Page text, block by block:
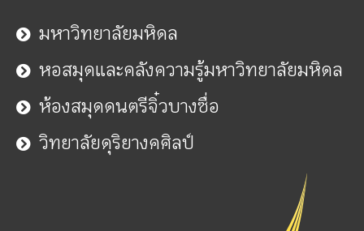
มหาวิทยาลัยมหิดล
หอสมุดและคลังความรู้มหาวิทยาลัยมหิดล
ห้องสมุดดนตรีจิ๋วบางซื่อ
วิทยาลัยดุริยางคศิลป์